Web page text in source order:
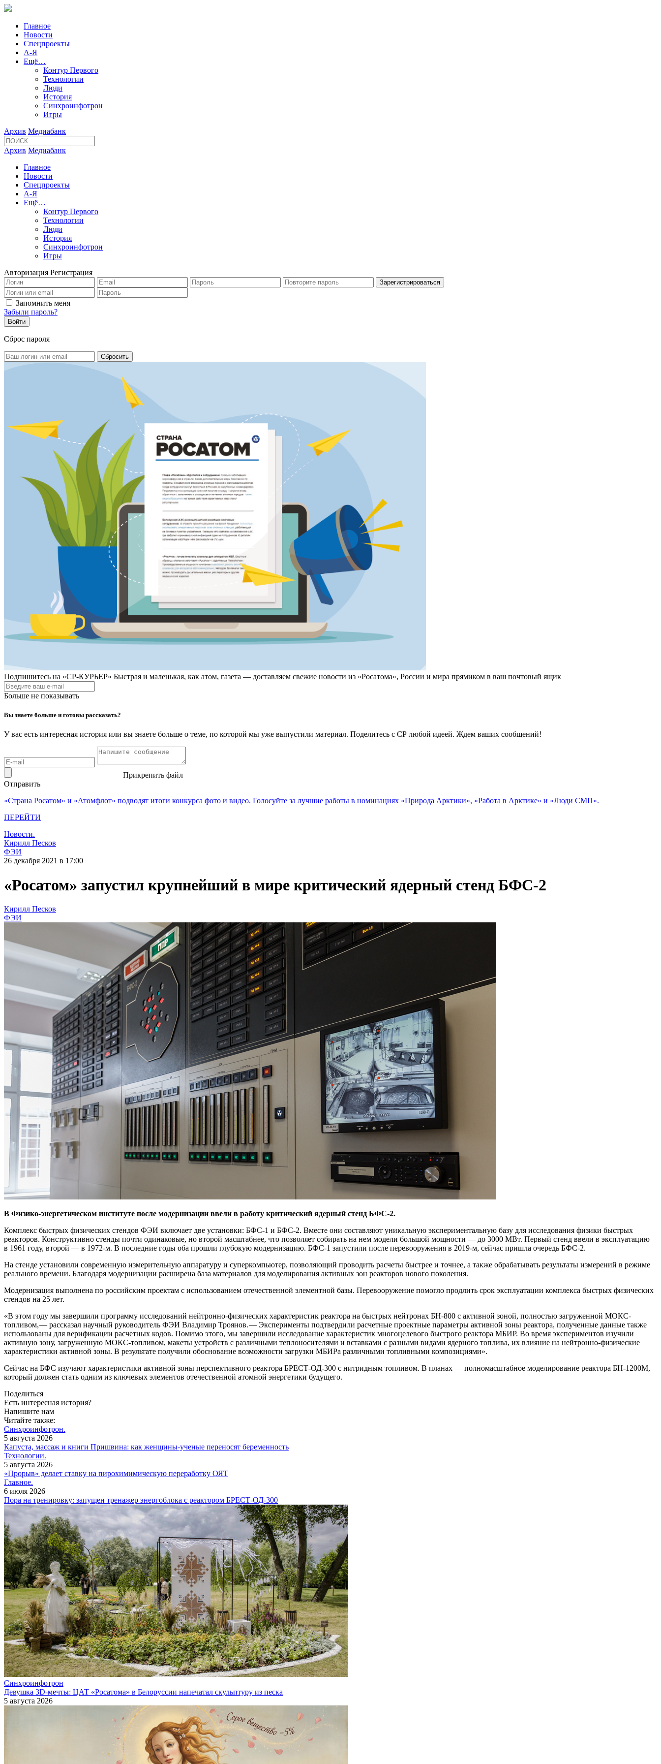
Главное
Новости
Спецпроекты
А-Я
Ещё…
Контур Первого
Технологии
Люди
История
Синхроинфотрон
Игры
Архив Медиабанк
Архив Медиабанк
Главное
Новости
Спецпроекты
А-Я
Ещё…
Контур Первого
Технологии
Люди
История
Синхроинфотрон
Игры
Авторизация Регистрация
Запомнить меня
Забыли пароль?
Сброс пароля
Подпишитесь на «СР-КУРЬЕР» Быстрая и маленькая, как атом, газета — доставляем свежие новости из «Росатома», России и мира прямиком в ваш почтовый ящик
Больше не показывать
Вы знаете больше и готовы рассказать?
У вас есть интересная история или вы знаете больше о теме, по которой мы уже выпустили материал. Поделитесь с СР любой идеей. Ждем ваших сообщений!
Прикрепить файл
Отправить
«Страна Росатом» и «Атомфлот» подводят итоги конкурса фото и видео. Голосуйте за лучшие работы в номинациях «Природа Арктики», «Работа в Арктике» и «Люди СМП».
ПЕРЕЙТИ
Новости.
Кирилл Песков
ФЭИ
26 декабря 2021 в 17:00
«Росатом» запустил крупнейший в мире критический ядерный стенд БФС-2
Кирилл Песков
ФЭИ
В Физико-энергетическом институте после модернизации ввели в работу критический ядерный стенд БФС-2.
Комплекс быстрых физических стендов ФЭИ включает две установки: БФС‑1 и БФС‑2. Вместе они составляют уникальную экспериментальную базу для исследования физики быстрых
реакторов. Конструктивно стенды почти одинаковые, но второй масштабнее, что позволяет собирать на нем модели большой мощности — ​до 3000 МВт. Первый стенд ввели в эксплуатацию
в 1961 году, второй — ​в 1972‑м. В последние годы оба прошли глубокую модернизацию. БФС‑1 запустили после перевооружения в 2019‑м, сейчас пришла очередь БФС‑2.
На стенде установили современную измерительную аппаратуру и суперкомпьютер, позволяющий проводить расчеты быстрее и точнее, а также обрабатывать результаты измерений в режиме
реального времени. Благодаря модернизации расширена база материалов для моделирования активных зон реакторов нового поколения.
Модернизация выполнена по российским проектам с использованием отечественной элементной базы. Перевооружение помогло продлить срок эксплуатации комплекса быстрых физических
стендов на 25 лет.
«В этом году мы завершили программу исследований нейтронно-физических характеристик реактора на быстрых нейтронах БН‑800 с активной зоной, полностью загруженной МОКС-
топливом, — ​рассказал научный руководитель ФЭИ Владимир Троянов. — ​Эксперименты подтвердили расчетные проектные параметры активной зоны реактора, полученные данные также
использованы для верификации расчетных кодов. Помимо этого, мы завершили исследование характеристик многоцелевого быстрого реактора МБИР. Во время экспериментов изучили
активную зону, загруженную МОКС-топливом, макеты устройств с различными теплоносителями и вставками с разными видами ядерного топлива, их влияние на нейтронно-физические
характеристики активной зоны. В результате получили обоснование возможности загрузки МБИРа различными топливными композициями».
Сейчас на БФС изучают характеристики активной зоны перспективного реактора БРЕСТ-ОД‑300 с нитридным топливом. В планах — ​полномасштабное моделирование реактора БН‑1200М,
который должен стать одним из ключевых элементов отечественной атомной энергетики будущего.
Поделиться
Есть интересная история?
Напишите нам
Читайте также:
Синхроинфотрон.
5 августа 2026
Капуста, массаж и книги Пришвина: как женщины-ученые переносят беременность
Технологии.
5 августа 2026
«Прорыв» делает ставку на пирохимимическую переработку ОЯТ
Главное.
6 июля 2026
Пора на тренировку: запущен тренажер энергоблока с реактором БРЕСТ-ОД-300
Синхроинфотрон
Девушка 3D-мечты: ЦАТ «Росатома» в Белоруссии напечатал скульптуру из песка
5 августа 2026